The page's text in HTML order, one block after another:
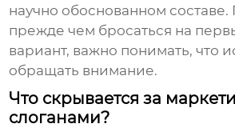
научно обоснованном составе.
прежде чем бросаться на
вариант, важно понимать, что
обращать внимание.
Что скрывается за
слоганами?